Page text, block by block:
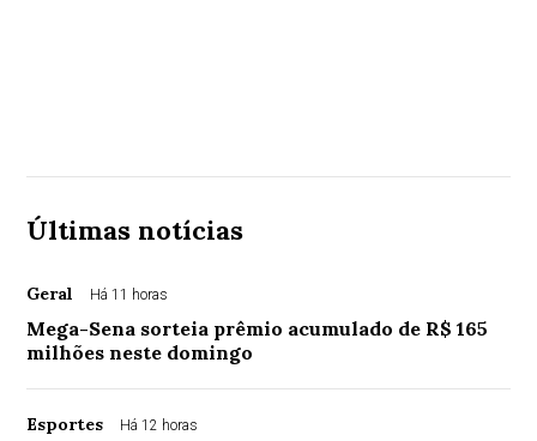
Últimas notícias
Geral Há 11 horas
Mega-Sena sorteia prêmio acumulado de R$ 165
milhões neste domingo
Esportes Há 12 horas